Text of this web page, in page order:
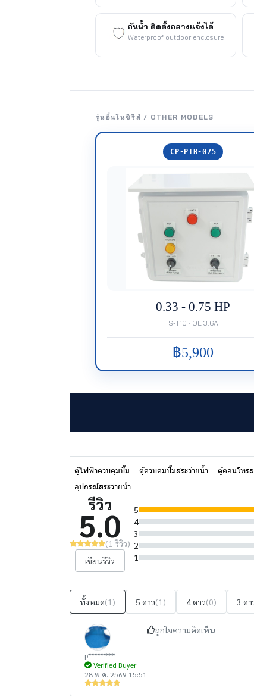
กันน้ำ ติดตั้งกลางแจ้งได้
Waterproof outdoor enclosure
รุ่นอื่นในซีรีส์ / OTHER MODELS
CP-PTB-075
0.33 - 0.75 HP
S-T10 · OL 3.6A
฿5,900
ตู้ไฟฟ้าควบคุมปั๊ม ตู้ควบคุมปั๊มสระว่ายน้ำ ตู้คอนโทร
อุปกรณ์สระว่ายน้ำ
รีวิว
5.0
(1 รีวิว)
เขียนรีวิว
1
2
3
4
5
ทั้งหมด(1) 5 ดาว(1) 4 ดาว(0) 3 ดา
p*********
Verified Buyer
28 พ.ค. 2569 15:51
ถูกใจความคิดเห็น